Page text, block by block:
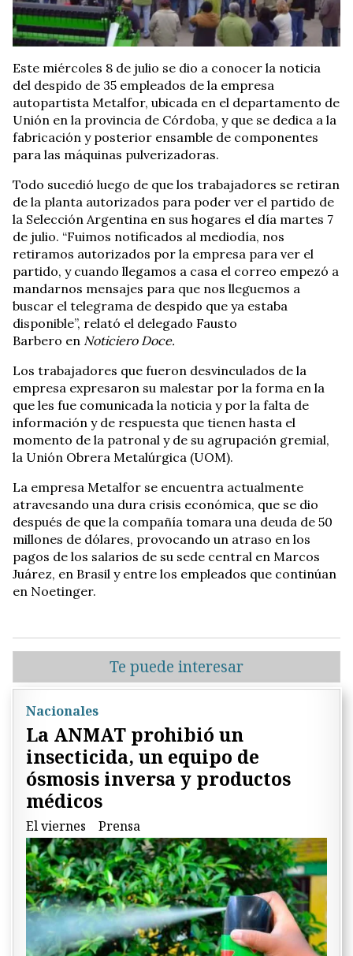
Este miércoles 8 de julio se dio a conocer la noticia
del despido de 35 empleados de la empresa
autopartista Metalfor, ubicada en el departamento de
Unión en la provincia de Córdoba, y que se dedica a la
fabricación y posterior ensamble de componentes
para las máquinas pulverizadoras.
Todo sucedió luego de que los trabajadores se retiran
de la planta autorizados para poder ver el partido de
la Selección Argentina en sus hogares el día martes 7
de julio. “Fuimos notificados al mediodía, nos
retiramos autorizados por la empresa para ver el
partido, y cuando llegamos a casa el correo empezó a
mandarnos mensajes para que nos lleguemos a
buscar el telegrama de despido que ya estaba
disponible”, relató el delegado Fausto
Barbero en Noticiero Doce.
Los trabajadores que fueron desvinculados de la
empresa expresaron su malestar por la forma en la
que les fue comunicada la noticia y por la falta de
información y de respuesta que tienen hasta el
momento de la patronal y de su agrupación gremial,
la Unión Obrera Metalúrgica (UOM).
La empresa Metalfor se encuentra actualmente
atravesando una dura crisis económica, que se dio
después de que la compañía tomara una deuda de 50
millones de dólares, provocando un atraso en los
pagos de los salarios de su sede central en Marcos
Juárez, en Brasil y entre los empleados que continúan
en Noetinger.
Te puede interesar
La ANMAT prohibió un
insecticida, un equipo de
ósmosis inversa y productos
médicos
Prensa
Nacionales
El viernes